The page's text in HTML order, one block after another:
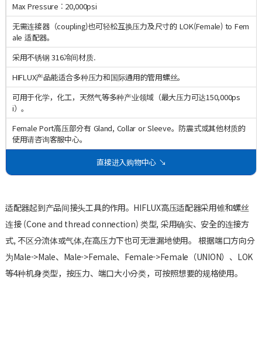
Max Pressure : 20,000psi
无需连接器（coupling)也可轻松互换压力及尺寸的 LOK(Female) to Fem
ale 适配器。
采用不锈钢 316冷间材质.
HIFLUX产品能适合多种压力和国际通用的管用螺丝。
可用于化学，化工，天然气等多种产业领域（最大压力可达150,000ps
i）。
Female Port高压部分有 Gland, Collar or Sleeve。防震式或其他材质的
使用请咨询客服中心。
直接进入购物中心 ↘
适配器起到产品间接头工具的作用。HIFLUX高压适配器采用锥和螺丝
连接 (Cone and thread connection) 类型, 采用确实、安全的连接方
式, 不区分流体或气体,在高压力下也可无泄漏地使用。 根据端口方向分
为Male->Male、Male->Female、Female->Female（UNION）、LOK
等4种机身类型，按压力、端口大小分类，可按照想要的规格使用。